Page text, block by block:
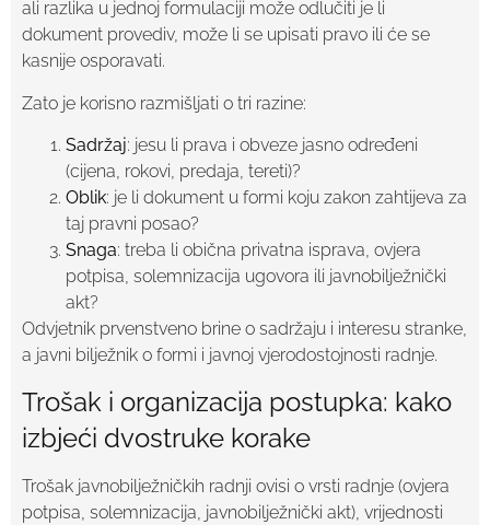
ali razlika u jednoj formulaciji može odlučiti je li
dokument provediv, može li se upisati pravo ili će se
kasnije osporavati.
Zato je korisno razmišljati o tri razine:
Sadržaj: jesu li prava i obveze jasno određeni
(cijena, rokovi, predaja, tereti)?
Oblik: je li dokument u formi koju zakon zahtijeva za
taj pravni posao?
Snaga: treba li obična privatna isprava, ovjera
potpisa, solemnizacija ugovora ili javnobilježnički
akt?
Odvjetnik prvenstveno brine o sadržaju i interesu stranke,
a javni bilježnik o formi i javnoj vjerodostojnosti radnje.
Trošak i organizacija postupka: kako
izbjeći dvostruke korake
Trošak javnobilježničkih radnji ovisi o vrsti radnje (ovjera
potpisa, solemnizacija, javnobilježnički akt), vrijednosti